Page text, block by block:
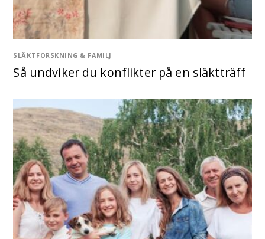
SLÄKTFORSKNING & FAMILJ
Så undviker du konflikter på en släktträff